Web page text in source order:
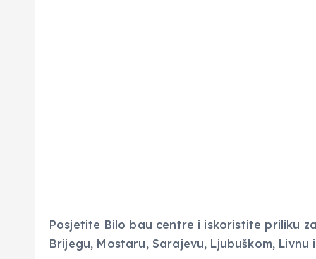
Posjetite Bilo bau centre i iskoristite priliku
Brijegu, Mostaru, Sarajevu, Ljubuškom, Livnu